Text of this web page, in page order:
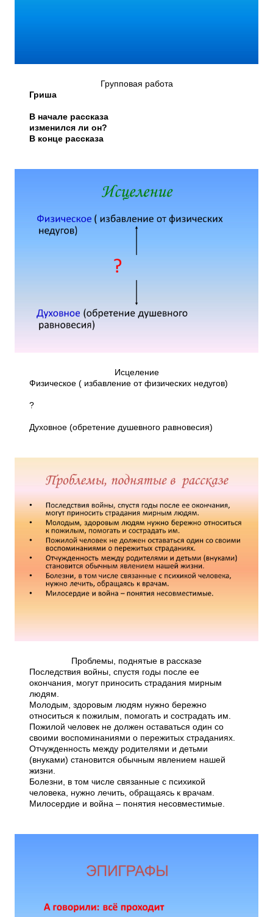
Групповая работа
Гриша
В начале рассказа
изменился ли он?
В конце рассказа
Исцеление
Физическое ( избавление от физических недугов)
?
Духовное (обретение душевного равновесия)
Проблемы, поднятые в рассказе
Последствия войны, спустя годы после ее
окончания, могут приносить страдания мирным
людям.
Молодым, здоровым людям нужно бережно
относиться к пожилым, помогать и сострадать им.
Пожилой человек не должен оставаться один со
своими воспоминаниями о пережитых страданиях.
Отчужденность между родителями и детьми
(внуками) становится обычным явлением нашей
жизни.
Болезни, в том числе связанные с психикой
человека, нужно лечить, обращаясь к врачам.
Милосердие и война – понятия несовместимые.